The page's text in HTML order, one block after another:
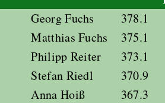
Georg Fuchs
378.1
Matthias Fuchs
375.1
Philipp Reiter
373.1
Stefan Riedl
370.9
Anna Hoiß
367.3